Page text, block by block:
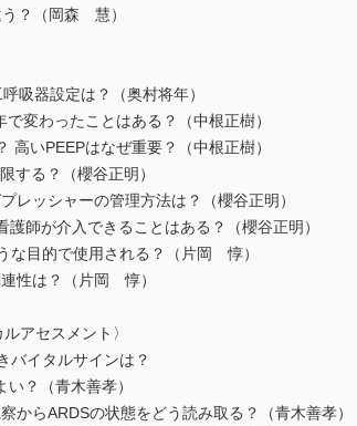
？（岡森 慧）
吸器設定は？（奥村将年）
変わったことはある？（中根正樹）
いPEEPはなぜ重要？（中根正樹）
る？（櫻谷正明）
ッシャーの管理方法は？（櫻谷正明）
師が介入できることはある？（櫻谷正明）
目的で使用される？（片岡 惇）
性は？（片岡 惇）
アセスメント〉
イタルサインは？
？（青木善孝）
らARDSの状態をどう読み取る？（青木善孝）